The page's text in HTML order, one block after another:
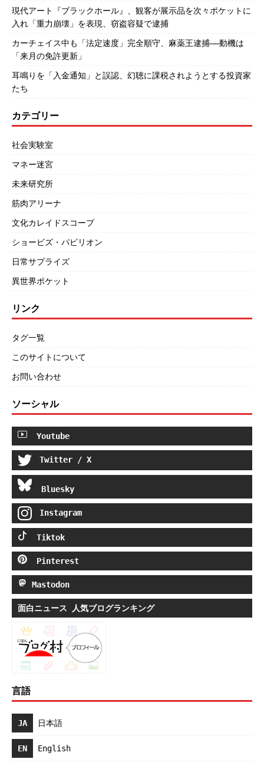
現代アート『ブラックホール』、観客が展示品を次々ポケットに
入れ「重力崩壊」を表現、窃盗容疑で逮捕
カーチェイス中も「法定速度」完全順守、麻薬王逮捕――動機は
「来月の免許更新」
耳鳴りを「入金通知」と誤認、幻聴に課税されようとする投資家
たち
カテゴリー
社会実験室
マネー迷宮
未来研究所
筋肉アリーナ
文化カレイドスコープ
ショービズ・パビリオン
日常サプライズ
異世界ポケット
リンク
タグ一覧
このサイトについて
お問い合わせ
ソーシャル
Youtube
Twitter / X
Bluesky
Instagram
Tiktok
Pinterest
Mastodon
面白ニュース 人気ブログランキング
言語
JA 日本語
EN English